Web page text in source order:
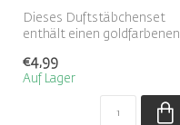
Dieses Duftstäbchenset
enthält einen goldfarbenen
dem...
€4,99
Auf Lager